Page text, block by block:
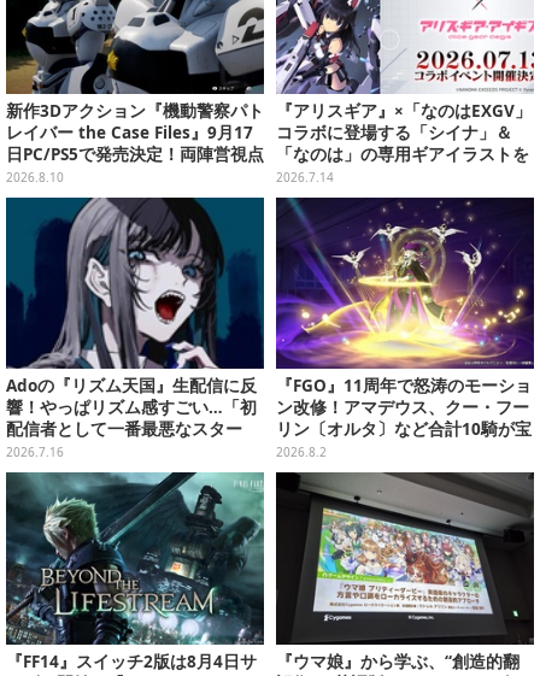
新作3Dアクション『機動警察パト
レイバー the Case Files』9月17
日PC/PS5で発売決定！両陣営視点
のミッションと20体以上のレイバ
ー搭乗を体験できる
2026.8.10
『アリスギア』×「なのはEXGV」
コラボに登場する「シイナ」＆
「なのは」の専用ギアイラストを
大公開！ なんと「なのは」は本邦
初公開！
2026.7.14
Adoの『リズム天国』生配信に反
響！やっぱリズム感すごい…「初
配信者として一番最悪なスター
ト」と語るおちゃめなミスも？
2026.7.16
『FGO』11周年で怒涛のモーショ
ン改修！アマデウス、クー・フー
リン〔オルタ〕など合計10騎が宝
具演出含めリニューアル
2026.8.2
『FF14』スイッチ2版は8月4日サ
『ウマ娘』から学ぶ、“創造的翻